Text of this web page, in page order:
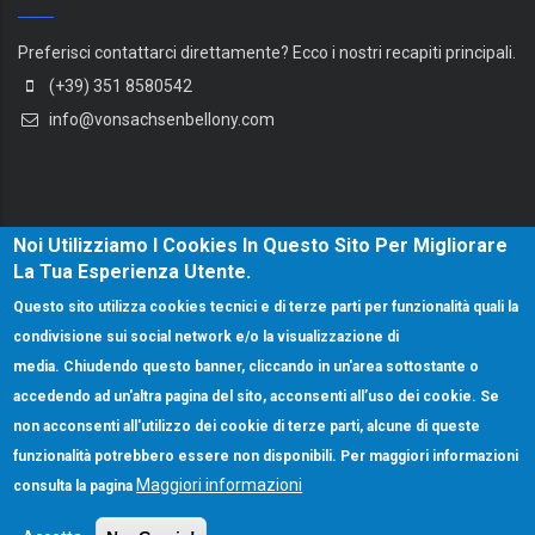
Preferisci contattarci direttamente? Ecco i nostri recapiti principali.
(+39) 351 8580542
info@vonsachsenbellony.com
© Copyright VonSachsenBellony.com 2025. All Rights Reserved.
Noi Utilizziamo I Cookies In Questo Sito Per Migliorare
La Tua Esperienza Utente.
Questo sito utilizza cookies tecnici e di terze parti per funzionalità quali la
condivisione sui social network e/o la visualizzazione di
media. Chiudendo questo banner, cliccando in un'area sottostante o
accedendo ad un'altra pagina del sito, acconsenti all’uso dei cookie. Se
non acconsenti all'utilizzo dei cookie di terze parti, alcune di queste
funzionalità potrebbero essere non disponibili. Per maggiori informazioni
consulta la pagina Maggiori informazioni